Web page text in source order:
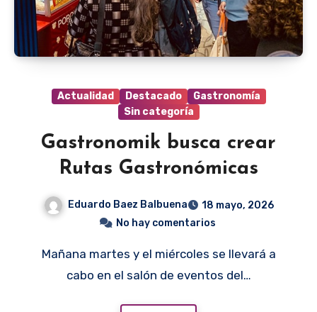
Actualidad Destacado
Gastronomía
Sin categoría
Gastronomik busca crear
Rutas Gastronómicas
Eduardo Baez Balbuena
18 mayo, 2026
No hay comentarios
Mañana martes y el miércoles se llevará a
cabo en el salón de eventos del…